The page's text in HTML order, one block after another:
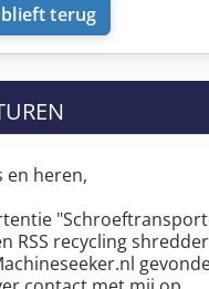
terug